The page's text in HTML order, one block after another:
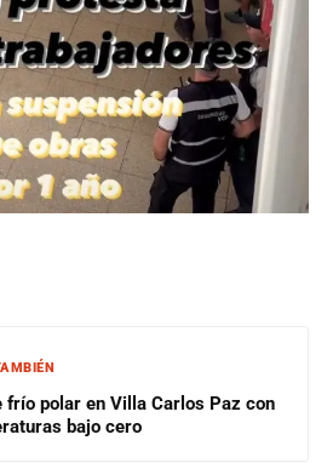
frío polar en Villa Carlos Paz con
bajo cero